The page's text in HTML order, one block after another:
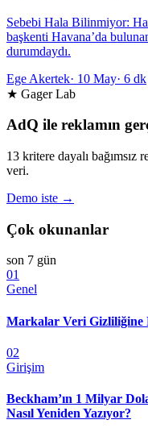
Sebebi Hala Bilinmiyor:
başkenti Havana’da
durumdaydı.
Ege Akertek· 10 May· 6 dk
★ Gager Lab
AdQ ile reklamın
13 kritere dayalı bağımsız
veri.
Demo iste →
Çok okunanlar
son 7 gün
01
Genel
Markalar Veri Gizliliğine
02
Girişim
Beckham’ın 1 Milyar
Nasıl Yeniden Yazıyor?